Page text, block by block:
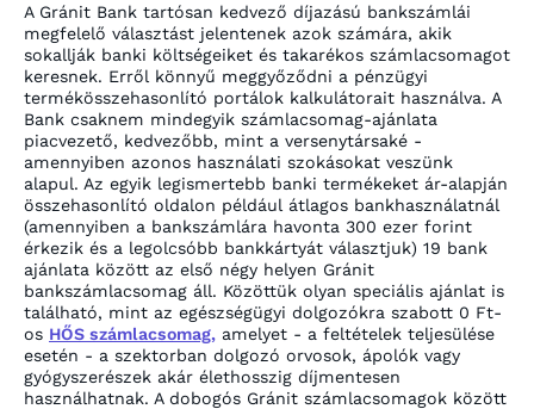
A Gránit Bank tartósan kedvező díjazású bankszámlái
megfelelő választást jelentenek azok számára, akik
sokallják banki költségeiket és takarékos számlacsomagot
keresnek. Erről könnyű meggyőződni a pénzügyi
termékösszehasonlító portálok kalkulátorait használva. A
Bank csaknem mindegyik számlacsomag-ajánlata
piacvezető, kedvezőbb, mint a versenytársaké -
amennyiben azonos használati szokásokat veszünk
alapul. Az egyik legismertebb banki termékeket ár-alapján
összehasonlító oldalon például átlagos bankhasználatnál
(amennyiben a bankszámlára havonta 300 ezer forint
érkezik és a legolcsóbb bankkártyát választjuk) 19 bank
ajánlata között az első négy helyen Gránit
bankszámlacsomag áll. Közöttük olyan speciális ajánlat is
található, mint az egészségügyi dolgozókra szabott 0 Ft-
os HŐS számlacsomag, amelyet - a feltételek teljesülése
esetén - a szektorban dolgozó orvosok, ápolók vagy
gyógyszerészek akár élethosszig díjmentesen
használhatnak. A dobogós Gránit számlacsomagok között